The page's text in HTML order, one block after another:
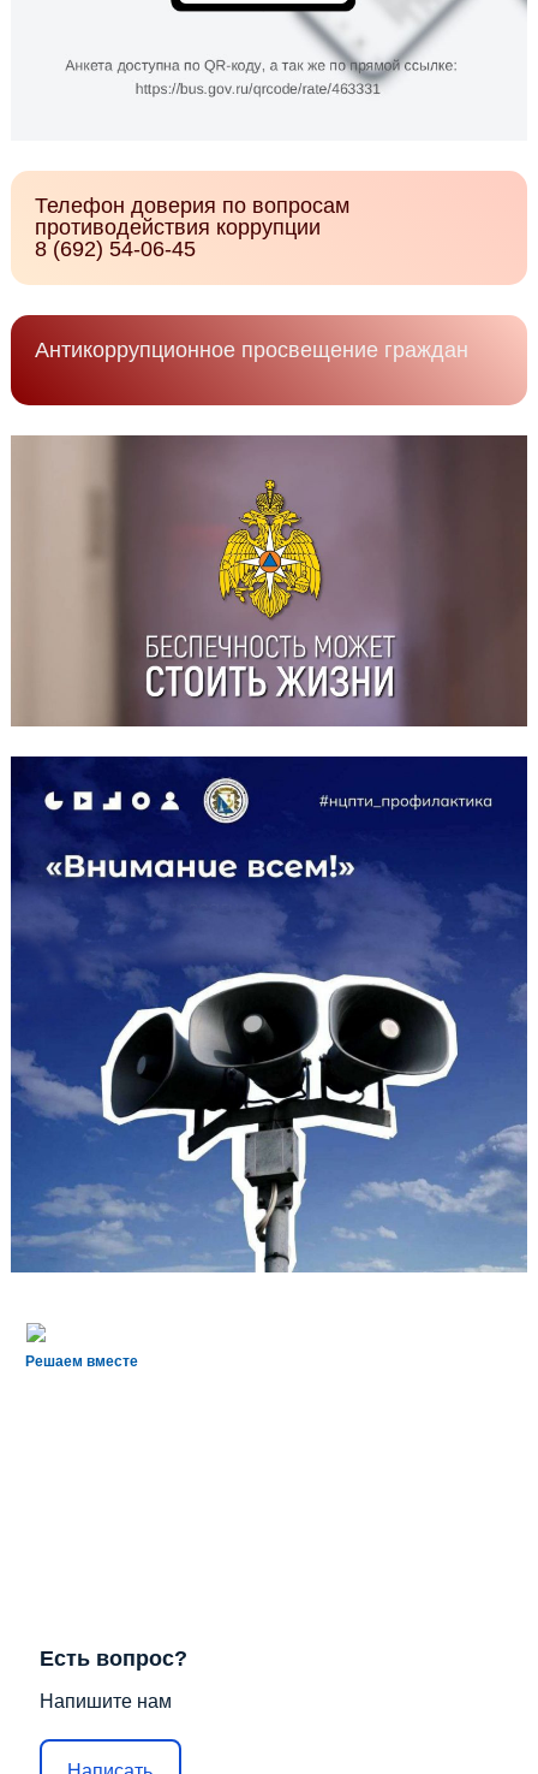
Телефон доверия по вопросам
противодействия коррупции
8 (692) 54-06-45
Антикоррупционное просвещение граждан
Решаем вместе
Есть вопрос?
Напишите нам